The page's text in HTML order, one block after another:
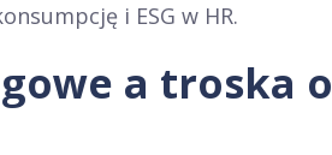
i ESG w HR.
a troska o